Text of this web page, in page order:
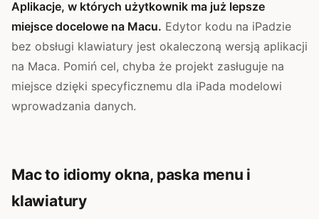
Aplikacje, w których użytkownik ma już lepsze
miejsce docelowe na Macu. Edytor kodu na iPadzie
bez obsługi klawiatury jest okaleczoną wersją aplikacji
na Maca. Pomiń cel, chyba że projekt zasługuje na
miejsce dzięki specyficznemu dla iPada modelowi
wprowadzania danych.
Mac to idiomy okna, paska menu i
klawiatury